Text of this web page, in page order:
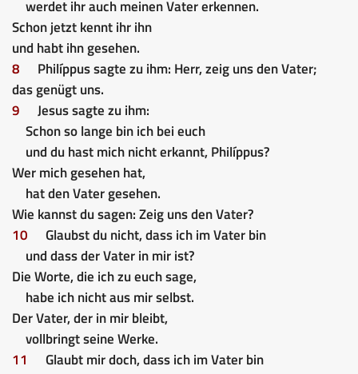
werdet ihr auch meinen Vater erkennen.
Schon jetzt kennt ihr ihn
und habt ihn gesehen.
8
Philíppus sagte zu ihm: Herr, zeig uns den Vater;
das genügt uns.
9
Jesus sagte zu ihm:
Schon so lange bin ich bei euch
und du hast mich nicht erkannt, Philíppus?
Wer mich gesehen hat,
hat den Vater gesehen.
Wie kannst du sagen: Zeig uns den Vater?
10
Glaubst du nicht, dass ich im Vater bin
und dass der Vater in mir ist?
Die Worte, die ich zu euch sage,
habe ich nicht aus mir selbst.
Der Vater, der in mir bleibt,
vollbringt seine Werke.
11
Glaubt mir doch, dass ich im Vater bin